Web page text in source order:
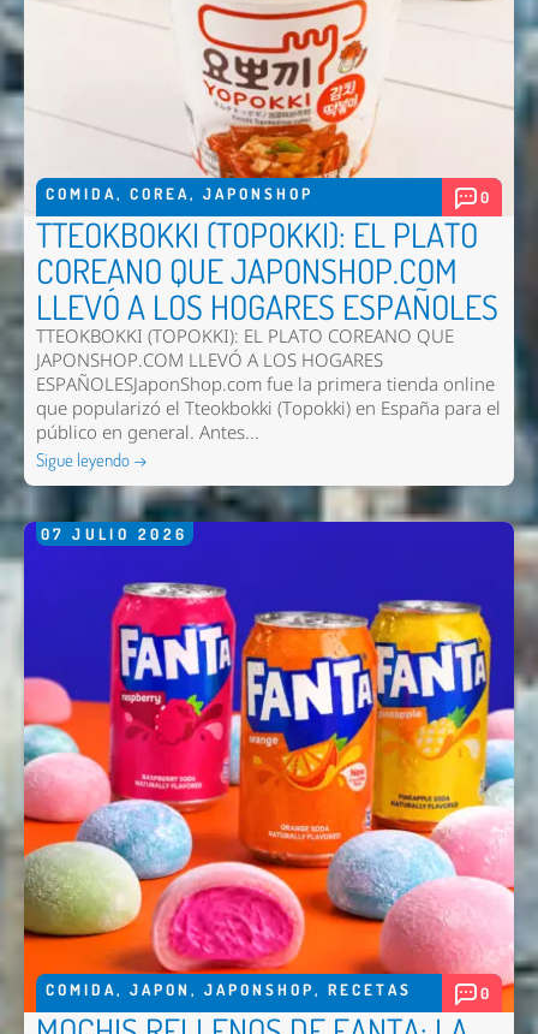
COMIDA, COREA, JAPONSHOP 0
TTEOKBOKKI (TOPOKKI): EL PLATO
COREANO QUE JAPONSHOP.COM
LLEVÓ A LOS HOGARES ESPAÑOLES
TTEOKBOKKI (TOPOKKI): EL PLATO COREANO QUE
JAPONSHOP.COM LLEVÓ A LOS HOGARES
ESPAÑOLESJaponShop.com fue la primera tienda online
que popularizó el Tteokbokki (Topokki) en España para el
público en general. Antes...
Sigue leyendo →
07 JULIO 2026
COMIDA, JAPON , JAPONSHOP, RECETAS 0